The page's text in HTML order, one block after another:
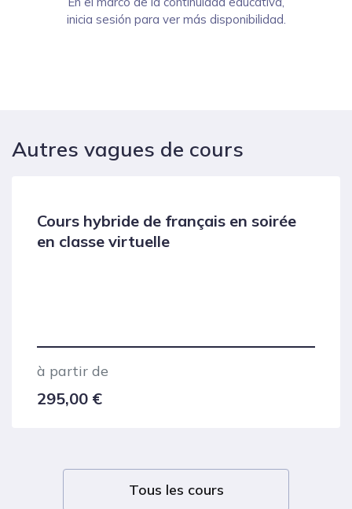
inicia sesión para ver más disponibilidad.
Autres vagues de cours
Cours hybride de français en soirée
en classe virtuelle
à partir de
295,00 €
Tous les cours